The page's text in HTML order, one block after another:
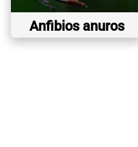
Anfibios anuros